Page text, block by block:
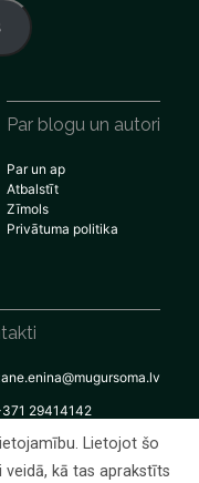
Par blogu un autori
Par un ap
Atbalstīt
Zīmols
Privātuma politika
29414142
Lietojot šo
kā tas aprakstīts